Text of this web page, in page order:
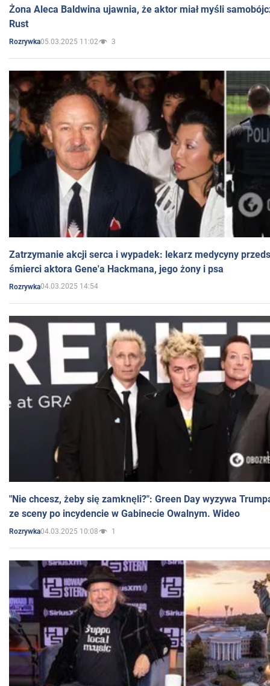
Żona Aleca Baldwina ujawnia, że aktor miał myśli
Rust
Rozrywka05.03.2025 11:02 3
Zatrzymanie akcji serca i wypadek: lekarz medycyny
śmierci aktora Gene'a Hackmana, jego żony i psa
Rozrywka04.03.2025 14:54
"Nie chcesz, żeby się zamknęli?": Green Day wyzywa
ze sceny po incydencie w Gabinecie Owalnym. Wideo
Rozrywka04.03.2025 10:08 1